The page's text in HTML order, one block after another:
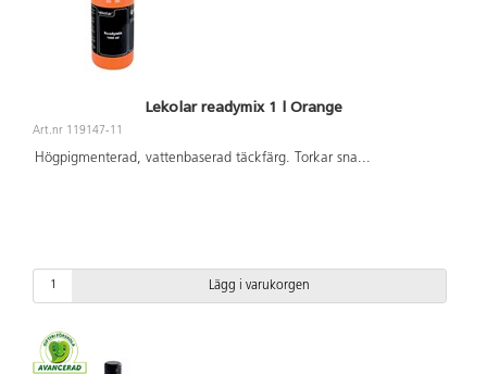
Lekolar readymix 1 l Orange
Art.nr 119147-11
Högpigmenterad, vattenbaserad täckfärg. Torkar sna...
Lägg i varukorgen